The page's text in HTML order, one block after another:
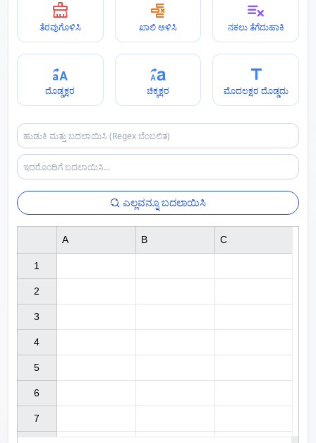
ತೆರವುಗೊಳಿಸಿ ಖಾಲಿ ಅಳಿಸಿ ನಕಲು ತೆಗೆದುಹಾಕಿ
ದೊಡ್ಡಕ್ಷರ ಚಿಕ್ಕಕ್ಷರ ಮೊದಲಕ್ಷರ ದೊಡ್ಡದು
ಎಲ್ಲವನ್ನೂ ಬದಲಾಯಿಸಿ
1
2
3
4
5
6
7
A B C